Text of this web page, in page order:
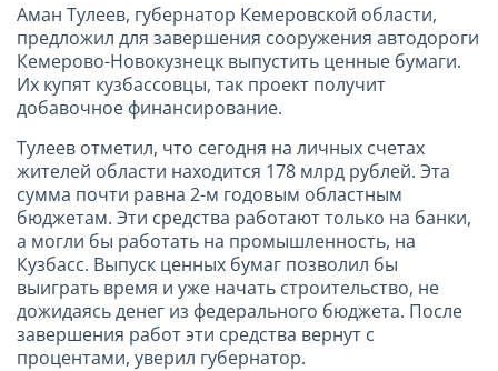
Аман Тулеев, губернатор Кемеровской области,
предложил для завершения сооружения автодороги
Кемерово-Новокузнецк выпустить ценные бумаги.
Их купят кузбассовцы, так проект получит
добавочное финансирование.
Тулеев отметил, что сегодня на личных счетах
жителей области находится 178 млрд рублей. Эта
сумма почти равна 2-м годовым областным
бюджетам. Эти средства работают только на банки,
а могли бы работать на промышленность, на
Кузбасс. Выпуск ценных бумаг позволил бы
выиграть время и уже начать строительство, не
дожидаясь денег из федерального бюджета. После
завершения работ эти средства вернут с
процентами, уверил губернатор.